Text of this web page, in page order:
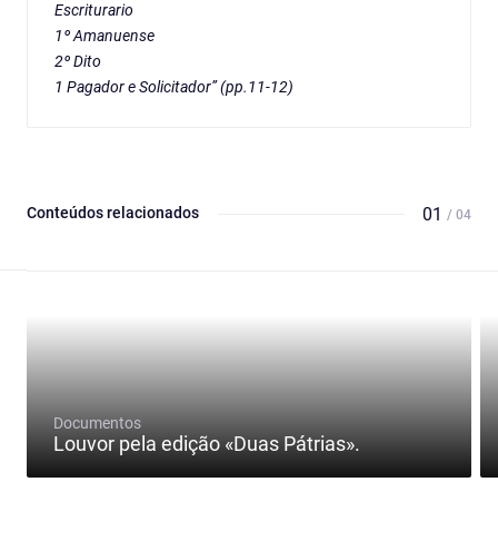
Escriturario
1º Amanuense
2º Dito
1 Pagador e Solicitador” (pp.11-12)
Conteúdos relacionados 01 / 04
Documentos
Louvor pela edição «Duas Pátrias».